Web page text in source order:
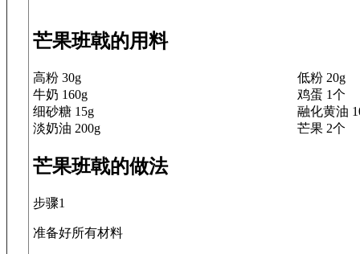
芒果班戟的用料
高粉 30g
低粉 20g
牛奶 160g
鸡蛋 1个
细砂糖 15g
融化黄油
淡奶油 200g
芒果 2个
芒果班戟的做法
步骤1
准备好所有材料